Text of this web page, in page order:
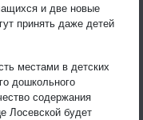
и две новые
принять даже детей
местами в детских
дошкольного
содержания
Лосевской будет